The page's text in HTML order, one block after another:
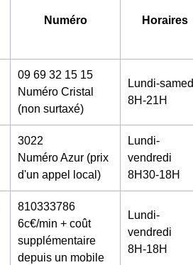
Numéro Horaires
09 69 32 15 15
Numéro Cristal
(non surtaxé)
Lundi-
8H-21H
3022
Numéro Azur (prix
d'un appel local)
Lundi-
vendredi
8H30-18H
810333786
6c€/min + coût
supplémentaire
depuis un mobile
Lundi-
vendredi
8H-18H